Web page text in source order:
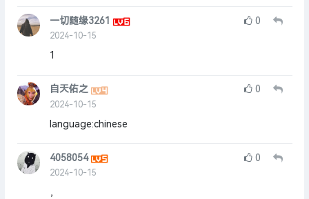
一切随缘3261
2024-10-15
0
1
自天佑之
2024-10-15
0
language:chinese
4058054
2024-10-15
0
，